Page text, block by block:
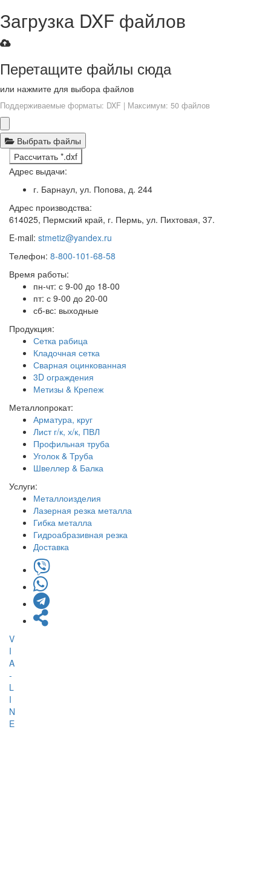
Загрузка DXF файлов
Перетащите файлы сюда
или нажмите для выбора файлов
Поддерживаемые форматы: DXF | Максимум: 50 файлов
Выбрать файлы
Рассчитать *.dxf
Адрес выдачи:
г. Барнаул, ул. Попова, д. 244
Адрес производства:
614025, Пермский край, г. Пермь, ул. Пихтовая, 37.
E-mail: stmetiz@yandex.ru
Телефон: 8-800-101-68-58
Время работы:
пн-чт: с 9-00 до 18-00
пт: с 9-00 до 20-00
сб-вс: выходные
Продукция:
Сетка рабица
Кладочная сетка
Сварная оцинкованная
3D ограждения
Метизы & Крепеж
Металлопрокат:
Арматура, круг
Лист г/к, х/к, ПВЛ
Профильная труба
Уголок & Труба
Швеллер & Балка
Услуги:
Металлоизделия
Лазерная резка металла
Гибка металла
Гидроабразивная резка
Доставка
V
I
A
-
L
I
N
E